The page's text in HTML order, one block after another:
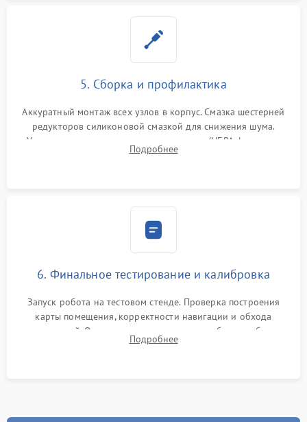
5. Сборка и профилактика
Аккуратный монтаж всех узлов в корпус. Смазка шестерней
редукторов силиконовой смазкой для снижения шума.
Установка новых расходных материалов (HEPA-фильтров,
микрофибры, щеток). Надежная фиксация разъемов и
Подробнее
6. Финальное тестирование и калибровка
Запуск робота на тестовом стенде. Проверка построения
карты помещения, корректности навигации и обхода
препятствий. Оценка силы всасывания и работы турбины.
Тестирование автоматического возврата на док-станцию и
Подробнее